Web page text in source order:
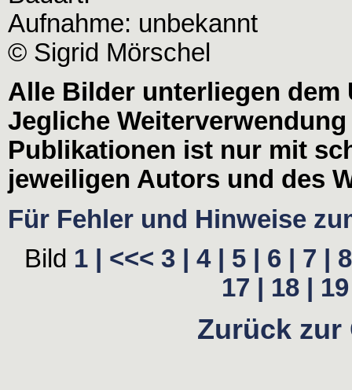
Aufnahme: unbekannt
© Sigrid Mörschel
Alle Bilder unterliegen dem
Jegliche
Publikationen ist nur mit
jeweiligen Autors und des
Für Fehler und Hinweise
Bild 1 | <<< 3 | 4 | 5 | 6 | 7 |
17 |
18 |
Zurück zur